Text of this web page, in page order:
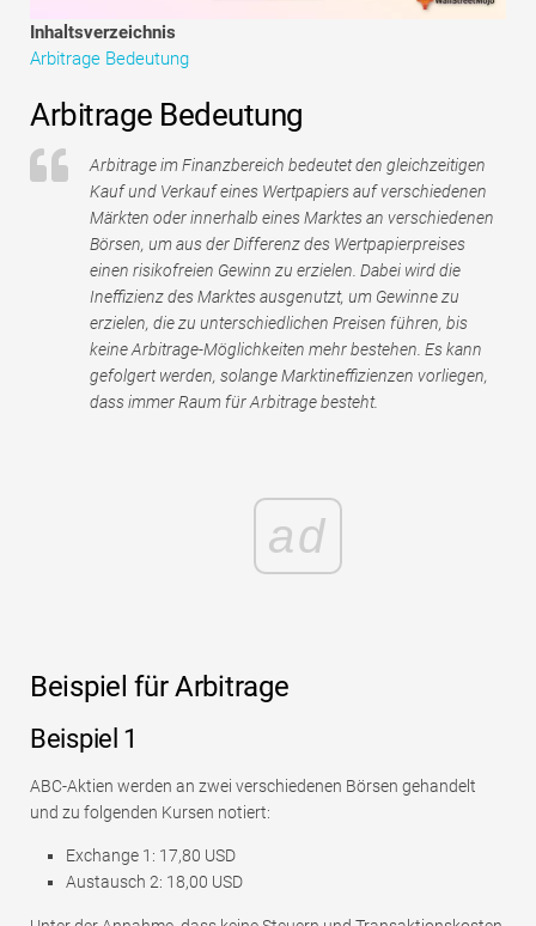
Vollständige Form
Risikomanagement-Tutorials
Inhaltsverzeichnis
Arbitrage Bedeutung
Arbitrage Bedeutung
Arbitrage im Finanzbereich bedeutet den gleichzeitigen
Kauf und Verkauf eines Wertpapiers auf verschiedenen
Märkten oder innerhalb eines Marktes an verschiedenen
Börsen, um aus der Differenz des Wertpapierpreises
einen risikofreien Gewinn zu erzielen. Dabei wird die
Ineffizienz des Marktes ausgenutzt, um Gewinne zu
erzielen, die zu unterschiedlichen Preisen führen, bis
keine Arbitrage-Möglichkeiten mehr bestehen. Es kann
gefolgert werden, solange Marktineffizienzen vorliegen,
dass immer Raum für Arbitrage besteht.
ad
Beispiel für Arbitrage
Beispiel 1
ABC-Aktien werden an zwei verschiedenen Börsen gehandelt
und zu folgenden Kursen notiert:
Exchange 1: 17,80 USD
Austausch 2: 18,00 USD